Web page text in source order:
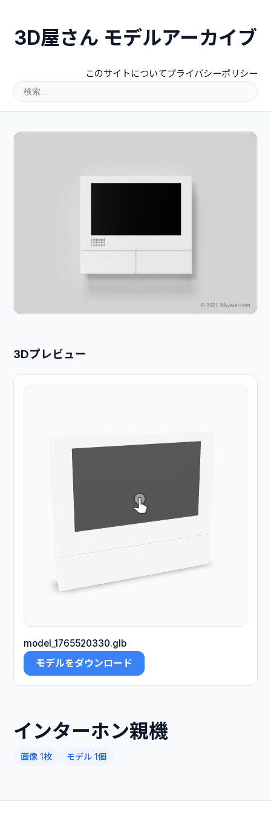
3D屋さん モデルアーカイブ
このサイトについてプライバシーポリシー
3Dプレビュー
model_1765520330.glb
モデルをダウンロード
インターホン親機
画像 1枚 モデル 1個